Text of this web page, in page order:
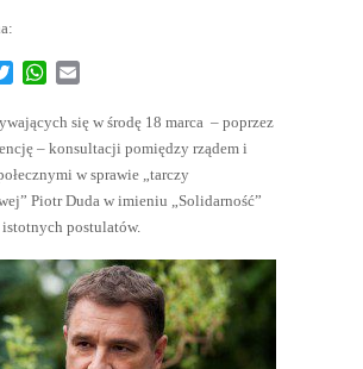
TwitterWhatsApp
się w środę 18 marca – poprzez
– konsultacji pomiędzy rządem i
w sprawie „tarczy
Piotr Duda w imieniu „Solidarność”
istotnych postulatów.